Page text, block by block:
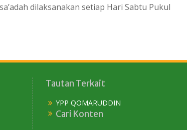
dilaksanakan setiap Hari Sabtu Pukul
Tautan Terkait
YPP QOMARUDDIN
Cari Konten